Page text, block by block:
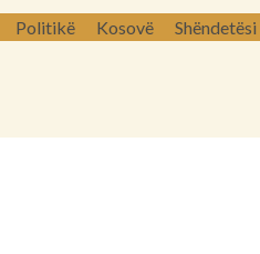
Politikë Kosovë Shëndetësi